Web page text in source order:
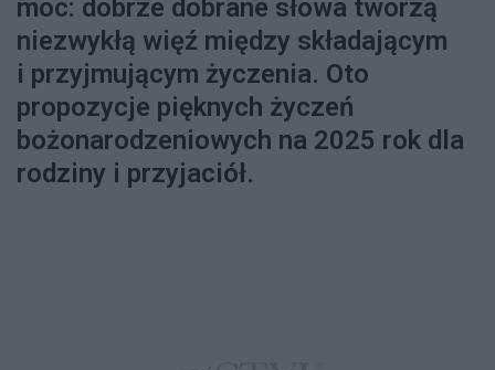
moc: dobrze dobrane słowa tworzą
niezwykłą więź między składającym
i przyjmującym życzenia. Oto
propozycje pięknych życzeń
bożonarodzeniowych na 2025 rok dla
rodziny i przyjaciół.